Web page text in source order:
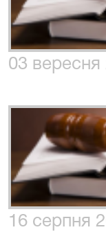
03 вересня
16 серпня